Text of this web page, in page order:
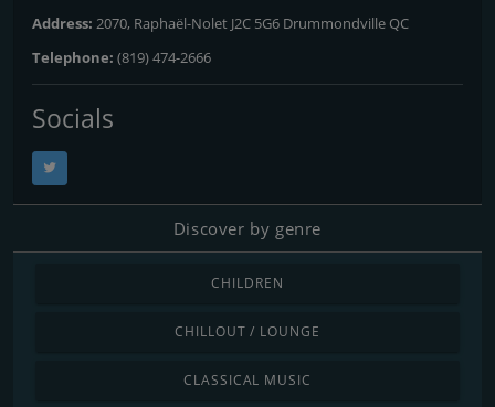
Address: 2070, Raphaël-Nolet J2C 5G6 Drummondville QC
Telephone: (819) 474-2666
Socials
Discover by genre
CHILDREN
CHILLOUT / LOUNGE
CLASSICAL MUSIC